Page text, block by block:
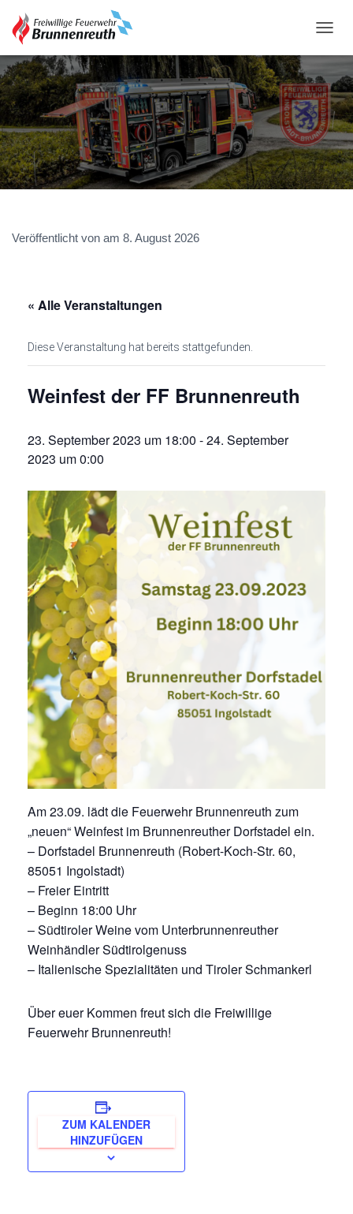
A
I
G
A
T
I
O
N
U
Veröffentlicht von am 8. August 2026
« Alle Veranstaltungen
Diese Veranstaltung hat bereits stattgefunden.
Weinfest der FF Brunnenreuth
23. September 2023 um 18:00 -24. September
2023 um 0:00
Am 23.09. lädt die Feuerwehr Brunnenreuth zum
„neuen“ Weinfest im Brunnenreuther Dorfstadel ein.
– Dorfstadel Brunnenreuth (Robert-Koch-Str. 60,
85051 Ingolstadt)
– Freier Eintritt
– Beginn 18:00 Uhr
– Südtiroler Weine vom Unterbrunnenreuther
Weinhändler Südtirolgenuss
– Italienische Spezialitäten und Tiroler Schmankerl
Über euer Kommen freut sich die Freiwillige
Feuerwehr Brunnenreuth!
ZUM KALENDER
HINZUFÜGEN